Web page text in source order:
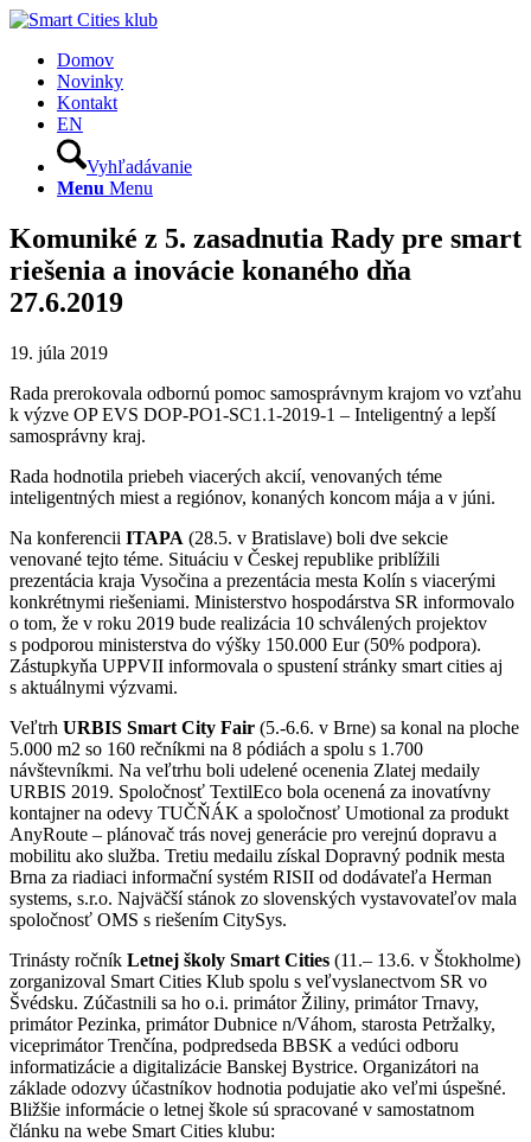
Domov
Novinky
Kontakt
EN
Vyhľadávanie
Menu Menu
Komuniké z 5. zasadnutia Rady pre smart
riešenia a inovácie konaného dňa
27.6.2019
19. júla 2019
Rada prerokovala odbornú pomoc samosprávnym krajom vo vzťahu
k výzve OP EVS DOP-PO1-SC1.1-2019-1 – Inteligentný a lepší
samosprávny kraj.
Rada hodnotila priebeh viacerých akcií, venovaných téme
inteligentných miest a regiónov, konaných koncom mája a v júni.
Na konferencii ITAPA (28.5. v Bratislave) boli dve sekcie
venované tejto téme. Situáciu v Českej republike priblížili
prezentácia kraja Vysočina a prezentácia mesta Kolín s viacerými
konkrétnymi riešeniami. Ministerstvo hospodárstva SR informovalo
o tom, že v roku 2019 bude realizácia 10 schválených projektov
s podporou ministerstva do výšky 150.000 Eur (50% podpora).
Zástupkyňa UPPVII informovala o spustení stránky smart cities aj
s aktuálnymi výzvami.
Veľtrh URBIS Smart City Fair (5.-6.6. v Brne) sa konal na ploche
5.000 m2 so 160 rečníkmi na 8 pódiách a spolu s 1.700
návštevníkmi. Na veľtrhu boli udelené ocenenia Zlatej medaily
URBIS 2019. Spoločnosť TextilEco bola ocenená za inovatívny
kontajner na odevy TUČŇÁK a spoločnosť Umotional za produkt
AnyRoute – plánovač trás novej generácie pro verejnú dopravu a
mobilitu ako služba. Tretiu medailu získal Dopravný podnik mesta
Brna za riadiaci informační systém RISII od dodávateľa Herman
systems, s.r.o. Najväčší stánok zo slovenských vystavovateľov mala
spoločnosť OMS s riešením CitySys.
Trinásty ročník Letnej školy Smart Cities (11.– 13.6. v Štokholme)
zorganizoval Smart Cities Klub spolu s veľvyslanectvom SR vo
Švédsku. Zúčastnili sa ho o.i. primátor Žiliny, primátor Trnavy,
primátor Pezinka, primátor Dubnice n/Váhom, starosta Petržalky,
viceprimátor Trenčína, podpredseda BBSK a vedúci odboru
informatizácie a digitalizácie Banskej Bystrice. Organizátori na
základe odozvy účastníkov hodnotia podujatie ako veľmi úspešné.
Bližšie informácie o letnej škole sú spracované v samostatnom
článku na webe Smart Cities klubu: